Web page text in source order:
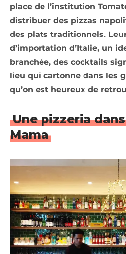
place de l’institution
distribuer des pizzas
des plats traditionnels.
d’importation d’Italie, un
branchée, des cocktails
lieu qui cartonne dans les
qu’on est heureux de
Une pizzeria
Mama